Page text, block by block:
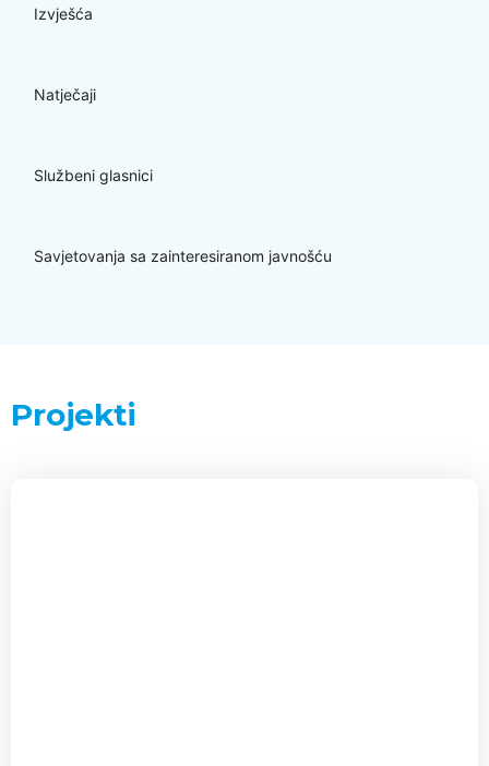
Izvješća
Natječaji
Službeni glasnici
Savjetovanja sa zainteresiranom javnošću
Projekti